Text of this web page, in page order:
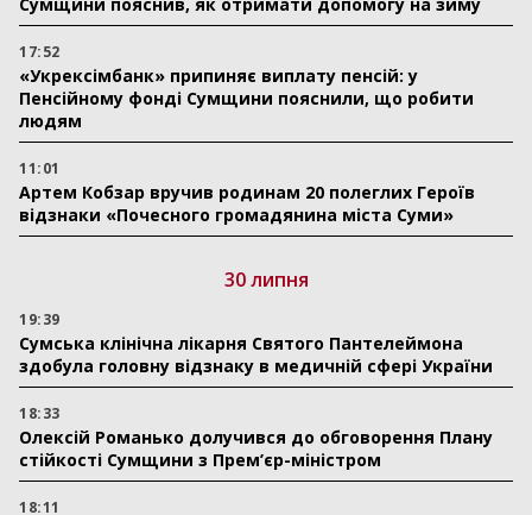
Сумщини пояснив, як отримати допомогу на зиму
17:52
«Укрексімбанк» припиняє виплату пенсій: у
Пенсійному фонді Сумщини пояснили, що робити
людям
11:01
Артем Кобзар вручив родинам 20 полеглих Героїв
відзнаки «Почесного громадянина міста Суми»
30 липня
19:39
Сумська клінічна лікарня Святого Пантелеймона
здобула головну відзнаку в медичній сфері України
18:33
Олексій Романько долучився до обговорення Плану
стійкості Сумщини з Прем’єр-міністром
18:11